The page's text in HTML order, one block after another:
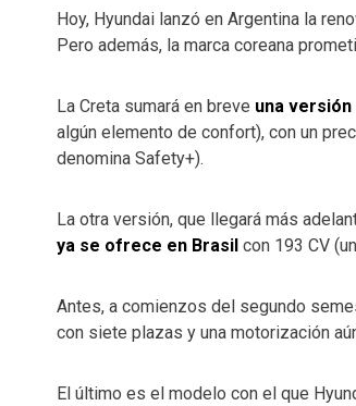
Hoy, Hyundai lanzó en Argentina la
Pero además, la marca coreana
La Creta sumará en breve una versión
algún elemento de confort), con un
denomina Safety+).
La otra versión, que llegará más
ya se ofrece en Brasil con 193 CV
Antes, a comienzos del segundo
con siete plazas y una motorización
El último es el modelo con el que